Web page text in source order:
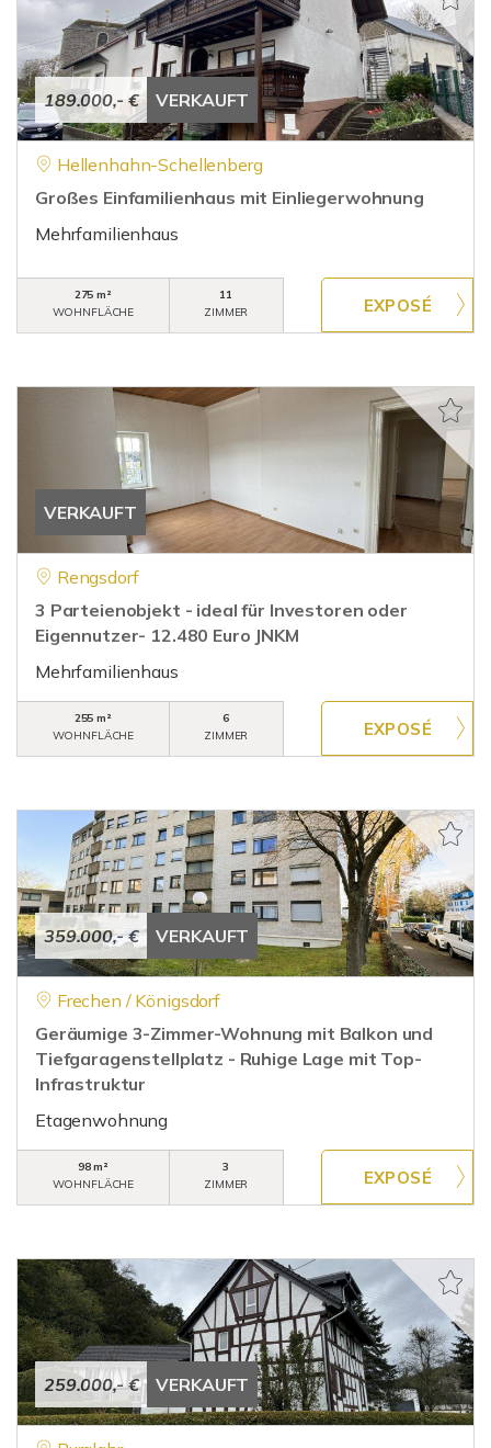
189.000,- € VERKAUFT
Hellenhahn-Schellenberg
Großes Einfamilienhaus mit Einliegerwohnung
Mehrfamilienhaus
275 m²
WOHNFLÄCHE
11
ZIMMER
VERKAUFT
Rengsdorf
3 Parteienobjekt - ideal für Investoren oder
Eigennutzer- 12.480 Euro JNKM
Mehrfamilienhaus
255 m²
WOHNFLÄCHE
6
ZIMMER
359.000,- € VERKAUFT
Frechen / Königsdorf
Geräumige 3-Zimmer-Wohnung mit Balkon und
Tiefgaragenstellplatz - Ruhige Lage mit Top-
Infrastruktur
Etagenwohnung
98 m²
WOHNFLÄCHE
3
ZIMMER
259.000,- € VERKAUFT